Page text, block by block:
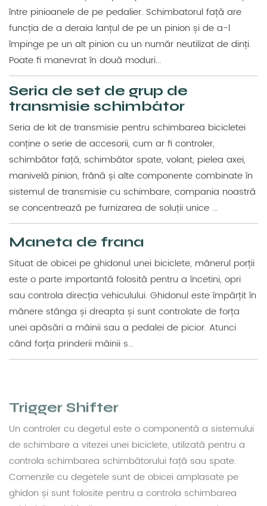
între pinioanele de pe pedalier. Schimbatorul față are
funcția de a deraia lanțul de pe un pinion și de a-l
împinge pe un alt pinion cu un număr neutilizat de dinți.
Poate fi manevrat în două moduri...
Seria de set de grup de
transmisie schimbător
Seria de kit de transmisie pentru schimbarea bicicletei
conține o serie de accesorii, cum ar fi controler,
schimbător față, schimbător spate, volant, pielea axei,
manivelă pinion, frână și alte componente combinate în
sistemul de transmisie cu schimbare, compania noastră
se concentrează pe furnizarea de soluții unice ...
Maneta de frana
Situat de obicei pe ghidonul unei biciclete, mânerul porții
este o parte importantă folosită pentru a încetini, opri
sau controla direcția vehiculului. Ghidonul este împărțit în
mânere stânga și dreapta și sunt controlate de forța
unei apăsări a mâinii sau a pedalei de picior. Atunci
când forța prinderii mâinii s...
de schimbare a vitezei unei biciclete, utilizată pentru a
controla schimbarea schimbătorului față sau spate.
Comenzile cu degetele sunt de obicei amplasate pe
ghidon și sunt folosite pentru a controla schimbarea
schimbătorului față sau spate cu o mișcare a de...